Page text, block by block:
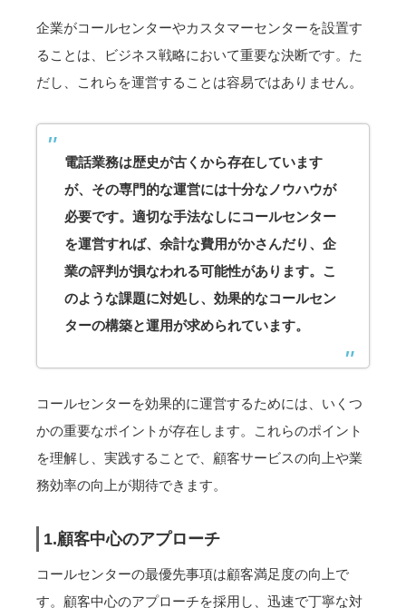
企業がコールセンターやカスタマーセンターを設置す
ることは、ビジネス戦略において重要な決断です。た
だし、これらを運営することは容易ではありません。
電話業務は歴史が古くから存在しています
が、その専門的な運営には十分なノウハウが
必要です。適切な手法なしにコールセンター
を運営すれば、余計な費用がかさんだり、企
業の評判が損なわれる可能性があります。こ
のような課題に対処し、効果的なコールセン
ターの構築と運用が求められています。
コールセンターを効果的に運営するためには、いくつ
かの重要なポイントが存在します。これらのポイント
を理解し、実践することで、顧客サービスの向上や業
務効率の向上が期待できます。
1.顧客中心のアプローチ
コールセンターの最優先事項は顧客満足度の向上で
す。顧客中心のアプローチを採用し、迅速で丁寧な対